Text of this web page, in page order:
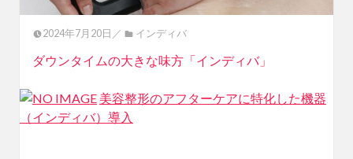
2024年7月20日／ インディバ
ダウンタイムの大きな味方「インディバ」
美容整形のアフターケアに特化した機器
（インディバ）導入